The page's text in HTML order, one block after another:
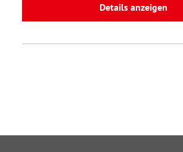
Details anzeigen